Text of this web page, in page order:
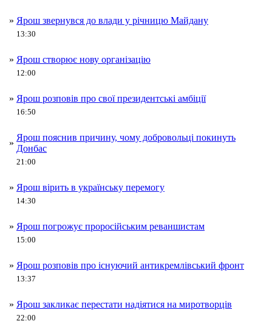
» Ярош звернувся до влади у річницю Майдану
13:30
» Ярош створює нову організацію
12:00
» Ярош розповів про свої президентські амбіції
16:50
»
Ярош пояснив причину, чому добровольці покинуть
Донбас
21:00
» Ярош вірить в українську перемогу
14:30
» Ярош погрожує проросійським реваншистам
15:00
» Ярош розповів про існуючий антикремлівський фронт
13:37
» Ярош закликає перестати надіятися на миротворців
22:00